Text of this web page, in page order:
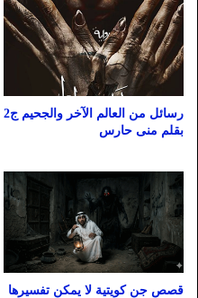
رسائل من العالم الآخر والجحيم ج2
بقلم منى حارس
قصص جن كويتية لا يمكن تفسيرها